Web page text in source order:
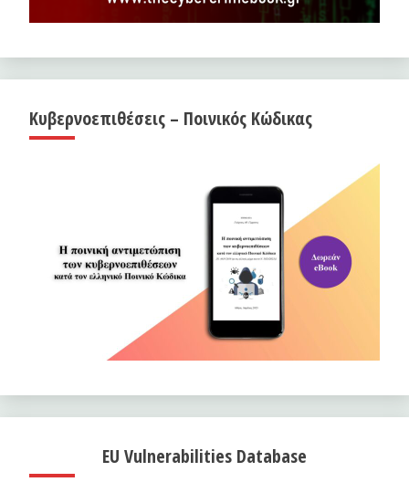
Κυβερνοεπιθέσεις – Ποινικός Κώδικας
EU Vulnerabilities Database